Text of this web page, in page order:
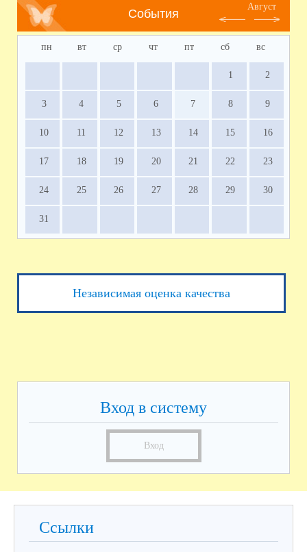
События
Август
пн вт ср чт пт сб вс
1 2
3 4 5 6 7 8 9
10 11 12 13 14 15 16
17 18 19 20 21 22 23
24 25 26 27 28 29 30
31
Независимая оценка качества
Вход в систему
Вход
Ссылки